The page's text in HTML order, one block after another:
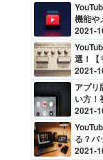
機能や
2021-
選！【
2021-
アプリ
い方！
2021-
る？バ
2021-